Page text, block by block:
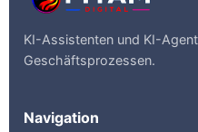
KI-Assistenten und KI-
Geschäftsprozessen.
Navigation